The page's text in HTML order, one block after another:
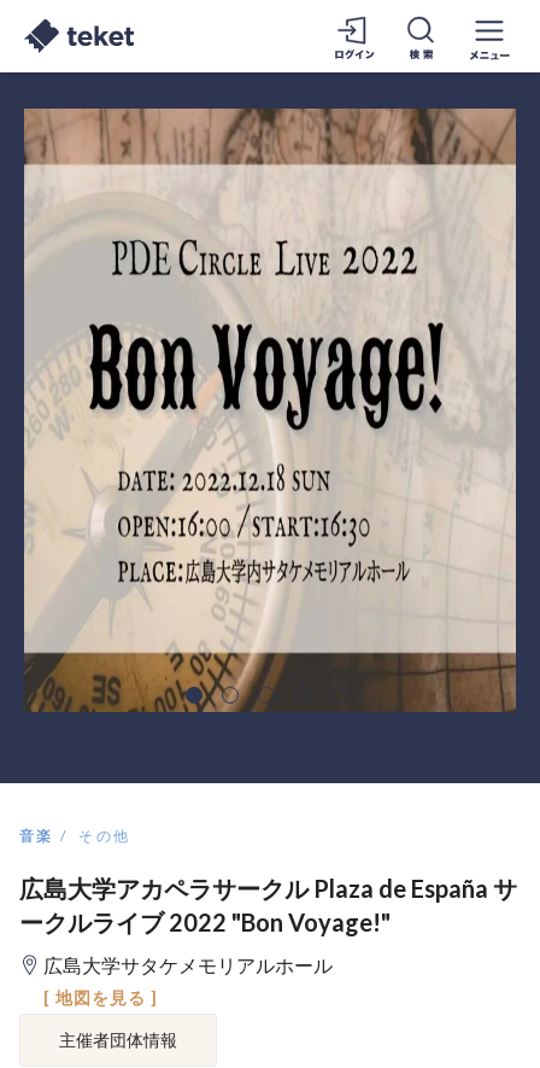
音楽 その他
広島大学アカペラサークル Plaza de España サ
ークルライブ 2022 "Bon Voyage!"
広島大学サタケメモリアルホール
[ 地図を見る ]
主催者団体情報